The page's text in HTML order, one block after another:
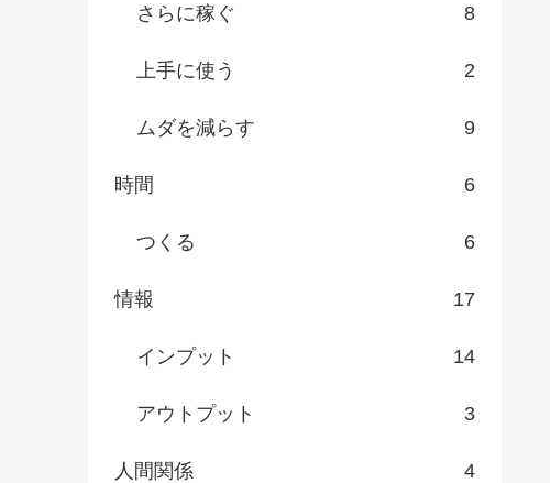
さらに稼ぐ 8
上手に使う 2
ムダを減らす 9
時間 6
つくる 6
情報 17
インプット 14
アウトプット 3
人間関係 4